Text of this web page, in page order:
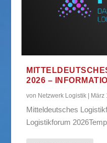
2026 –
von Netzwerk Logistik März
Mitteldeutsches
Logistikforum